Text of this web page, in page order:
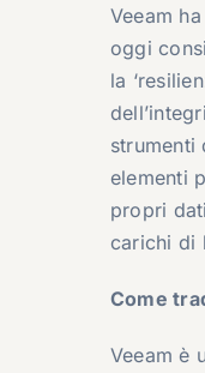
Veeam
oggi
la
strumenti
elementi
propri
carichi di
Come
Veeam è